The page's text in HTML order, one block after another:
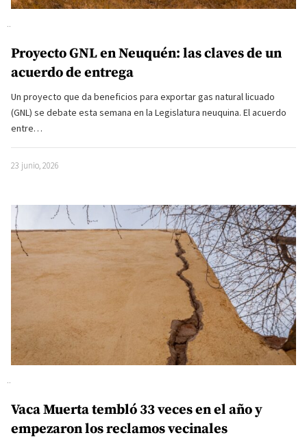
Proyecto GNL en Neuquén: las claves de un
acuerdo de entrega
Un proyecto que da beneficios para exportar gas natural licuado
(GNL) se debate esta semana en la Legislatura neuquina. El acuerdo
entre…
23 junio, 2026
Vaca Muerta tembló 33 veces en el año y
empezaron los reclamos vecinales